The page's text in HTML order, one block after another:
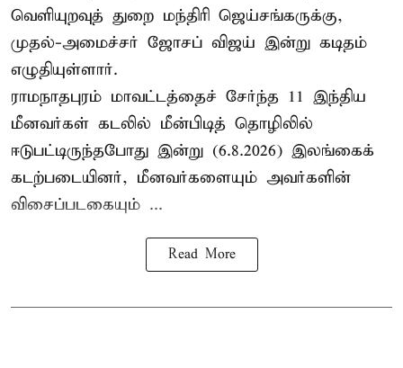
வெளியுறவுத் துறை மந்திரி ஜெய்சங்கருக்கு,
முதல்-அமைச்சர் ஜோசப் விஜய் இன்று கடிதம்
எழுதியுள்ளார்.
ராமநாதபுரம் மாவட்டத்தைச் சேர்ந்த 11 இந்திய
மீனவர்கள் கடலில் மீன்பிடித் தொழிலில்
ஈடுபட்டிருந்தபோது இன்று (6.8.2026) இலங்கைக்
கடற்படையினர், மீனவர்களையும் அவர்களின்
விசைப்படகையும் ...
Read More